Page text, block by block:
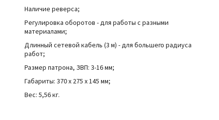
Наличие реверса;
Регулировка оборотов - для работы с разными
материалами;
Длинный сетевой кабель (3 м) - для большего радиуса
работ;
Размер патрона, ЗВП: 3-16 мм;
Габариты: 370 x 275 x 145 мм;
Вес: 5,56 кг.